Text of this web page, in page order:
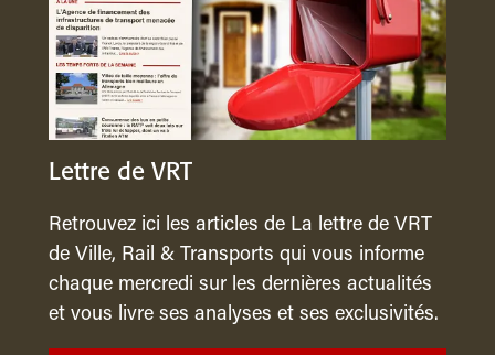
Lettre de VRT
Retrouvez ici les articles de La lettre de VRT
de Ville, Rail & Transports qui vous informe
chaque mercredi sur les dernières actualités
et vous livre ses analyses et ses exclusivités.